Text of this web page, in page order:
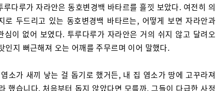
루다루가 자라안은 동호변경백 바타르를 흘낏 보았다. 여전히 의
로 두드리고 있는 동호변경백 바타르는, 어떻게 보면 자라안과
심이 없어 보였다. 투루다루가 자라안은 거의 쉬지 않고 달려오
인지 뻐근해져 오는 어깨를 주무르며 이어 말했다.
소가 새끼 낳는 걸 돕기로 했거든, 내 집 염소가 땅에 고꾸라져
했습니다. 처음부터 돕지 않았다면 모를까, 그들이 다급한 사정